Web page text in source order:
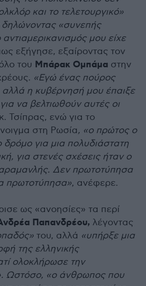
και το τελετουργικό»
«συνεπής
μου είχε
εξήγησε, εξαίροντας τον
του Μπάρακ Ομπάμα στην
«Εγώ ένας πούρος
αλλά η κυβέρνησή μου έπαιξε
να βελτιωθούν αυτές οι
Τσίπρας, ενώ για το
στη Ρωσία, «ο πρώτος ο
δρόμο για μια πολυδιάστατη
για στενές σχέσεις ήταν ο
Δεν πρωτοτύπησα
πρωτοτύπησα», ανέφερε.
ως «ανοησίες» τα περί
Παπανδρέου, λέγοντας
του, αλλά «υπήρξε μια
της ελληνικής
ολοκλήρωσε την
Ωστόσο, «ο άνθρωπος που